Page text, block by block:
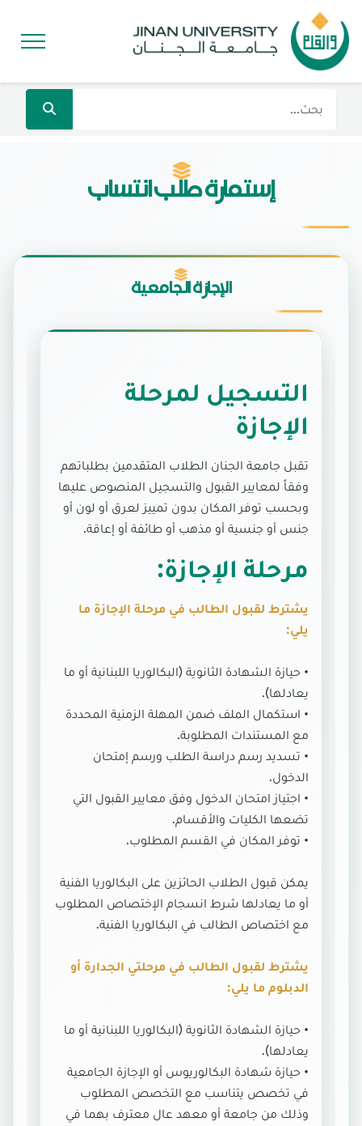
إستمارة طلب انتساب
الإجازة الجامعية
التسجيل لمرحلة
الإجازة
تقبل جامعة الجنان الطلاب المتقدمين بطلباتهم
وفقاً لمعايير القبول والتسجيل المنصوص عليها
وبحسب توفر المكان بدون تمييز لعرق أو لون أو
جنس أو جنسية أو مذهب أو طائفة أو إعاقة.
مرحلة الإجازة:
يشترط لقبول الطالب في مرحلة الإجازة ما
يلي:
• حيازة الشهادة الثانوية (البكالوريا اللبنانية أو ما
يعادلها).
• استكمال الملف ضمن المهلة الزمنية المحددة
مع المستندات المطلوبة.
• تسديد رسم دراسة الطلب ورسم إمتحان
الدخول.
• اجتياز امتحان الدخول وفق معايير القبول التي
تضعها الكليات والأقسام.
• توفر المكان في القسم المطلوب.
يمكن قبول الطلاب الحائزين على البكالوريا الفنية
أو ما يعادلها شرط انسجام الإختصاص المطلوب
مع اختصاص الطالب في البكالوريا الفنية.
يشترط لقبول الطالب في مرحلتي الجدارة أو
الدبلوم ما يلي:
• حيازة الشهادة الثانوية (البكالوريا اللبنانية أو ما
يعادلها).
• حيازة شهادة البكالوريوس أو الإجازة الجامعية
في تخصص يتناسب مع التخصص المطلوب
وذلك من جامعة أو معهد عال معترف بهما في